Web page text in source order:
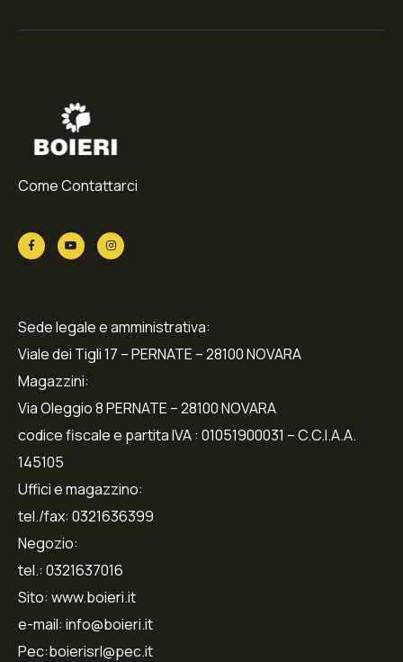
Come Contattarci
Sede legale e amministrativa:
Viale dei Tigli 17 – PERNATE – 28100 NOVARA
Magazzini:
Via Oleggio 8 PERNATE – 28100 NOVARA
codice fiscale e partita IVA : 01051900031 – C.C.I.A.A.
145105
Uffici e magazzino:
tel./fax: 0321636399
Negozio:
tel.: 0321637016
Sito: www.boieri.it
e-mail: info@boieri.it
Pec:boierisrl@pec.it